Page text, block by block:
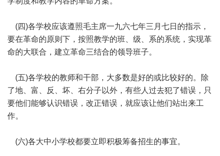
(四)各学校应该遵照毛主席一九六七年三月七日的指示，
要在革命的原则下，按照教学的班、级、系的系统，实现革
命的大联合，建立革命三结合的领导班子。
(五)各学校的教师和干部，大多数是好的或比较好的。除
了地、富、反、坏、右分子以外，有些人过去犯了错误，只
要他们能够认识错误，改正错误，就应该让他们站出来工
作。
(六)各大中小学校都要立即积极筹备招生的事宜。